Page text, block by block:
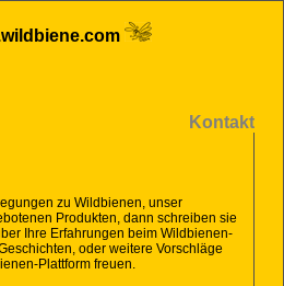
Kontakt
zu Wildbienen, unser
Produkten, dann schreiben sie
Ihre Erfahrungen beim Wildbienen-
oder weitere Vorschläge
Plattform freuen.